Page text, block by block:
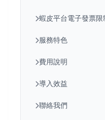
蝦皮平台電子發票限
服務特色
費用說明
導入效益
聯絡我們